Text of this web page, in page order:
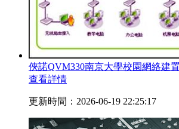
俠諾QVM330南京大學校園網絡建
查看詳情
更新時間：2026-06-19 22:25:17